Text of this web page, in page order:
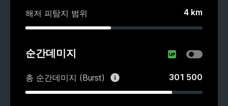
해저 피탐지 범위 4 km
순간데미지
총 순간데미지 (Burst) 301 500